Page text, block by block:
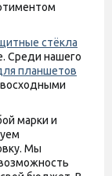
стёкла
Среди нашего
планшетов
марки и
Мы